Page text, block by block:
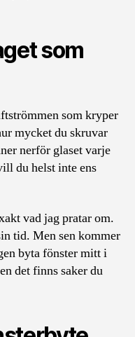
som
som kryper
mycket du skruvar
nerför glaset varje
du helst inte ens
vad jag pratar om.
tid. Men sen kommer
byta fönster mitt i
det finns saker du